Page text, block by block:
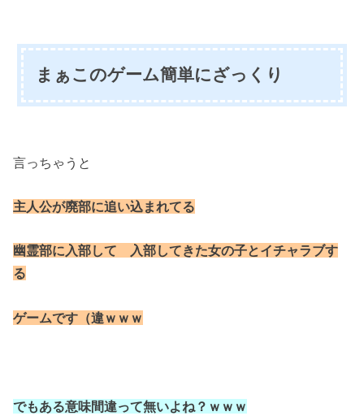
まぁこのゲーム簡単にざっくり
言っちゃうと
主人公が廃部に追い込まれてる
幽霊部に入部して 入部してきた女の子とイチャラブす
る
ゲームです（違ｗｗｗ
でもある意味間違って無いよね？ｗｗｗ